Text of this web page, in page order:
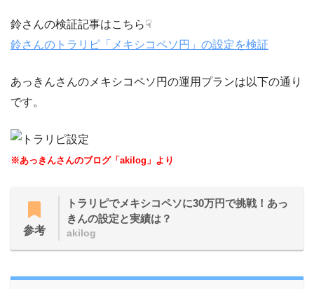
鈴さんの検証記事はこちら☟
鈴さんのトラリピ「メキシコペソ円」の設定を検証
あっきんさんのメキシコペソ円の運用プランは以下の通り
です。
※あっきんさんのブログ「akilog」より
参考
トラリピでメキシコペソに30万円で挑戦！あっ
きんの設定と実績は？
akilog